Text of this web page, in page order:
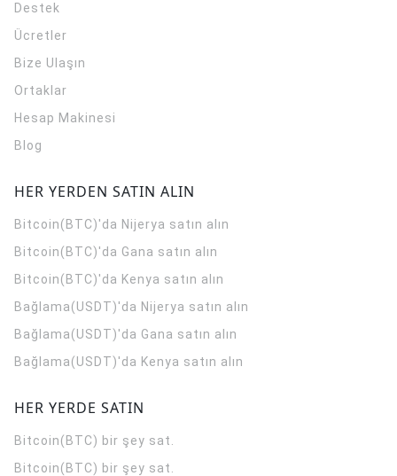
Destek
Ücretler
Bize Ulaşın
Ortaklar
Hesap Makinesi
Blog
HER YERDEN SATIN ALIN
Bitcoin(BTC)'da Nijerya satın alın
Bitcoin(BTC)'da Gana satın alın
Bitcoin(BTC)'da Kenya satın alın
Bağlama(USDT)'da Nijerya satın alın
Bağlama(USDT)'da Gana satın alın
Bağlama(USDT)'da Kenya satın alın
HER YERDE SATIN
Bitcoin(BTC) bir şey sat.
Bitcoin(BTC) bir şey sat.